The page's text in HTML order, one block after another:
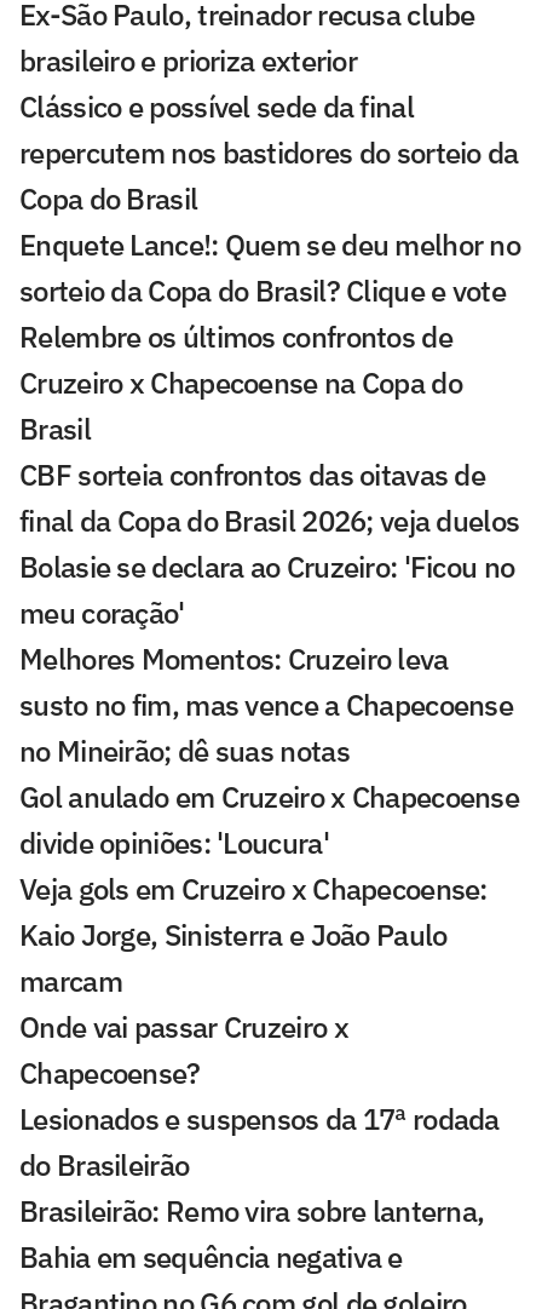
Ex-São Paulo, treinador recusa clube
brasileiro e prioriza exterior
Clássico e possível sede da final
repercutem nos bastidores do sorteio da
Copa do Brasil
Enquete Lance!: Quem se deu melhor no
sorteio da Copa do Brasil? Clique e vote
Relembre os últimos confrontos de
Cruzeiro x Chapecoense na Copa do
Brasil
CBF sorteia confrontos das oitavas de
final da Copa do Brasil 2026; veja duelos
Bolasie se declara ao Cruzeiro: 'Ficou no
meu coração'
Melhores Momentos: Cruzeiro leva
susto no fim, mas vence a Chapecoense
no Mineirão; dê suas notas
Gol anulado em Cruzeiro x Chapecoense
divide opiniões: 'Loucura'
Veja gols em Cruzeiro x Chapecoense:
Kaio Jorge, Sinisterra e João Paulo
marcam
Onde vai passar Cruzeiro x
Chapecoense?
Lesionados e suspensos da 17ª rodada
do Brasileirão
Brasileirão: Remo vira sobre lanterna,
Bahia em sequência negativa e